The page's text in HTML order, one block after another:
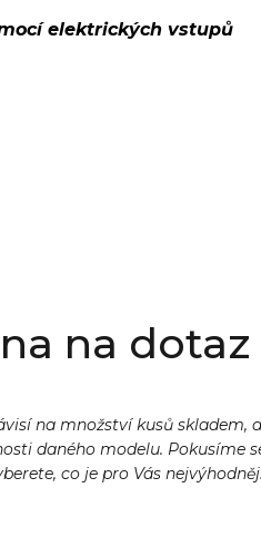
elektrických vstupů
na dotaz
na množství kusů
daného modelu. Pokusíme
co je pro Vás